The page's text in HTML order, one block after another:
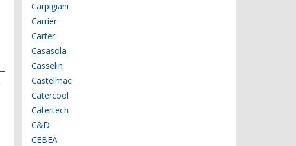
Carpigiani
Carrier
Carter
Casasola
Casselin
Castelmac
Catercool
Catertech
C&D
CEBEA